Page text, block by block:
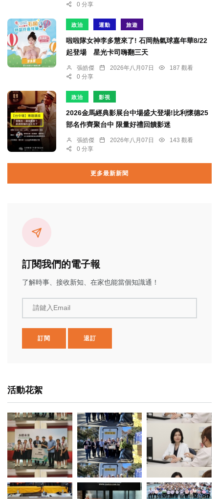
0 分享
政治 運動 旅遊
啦啦隊女神李多慧來了! 石岡熱氣球嘉年華8/22
起登場 星光卡司嗨翻三天
張皓傑 2026年八月07日
187 觀看
0 分享
政治 影視
2026金馬經典影展台中場盛大登場!比利懷德25
部名作齊聚台中 限量好禮回饋影迷
張皓傑 2026年八月07日
143 觀看
0 分享
更多最新新聞
訂閱我們的電子報
了解時事、接收新知、在家也能當個知識通！
請鍵入Email
訂閱 退訂
活動花絮